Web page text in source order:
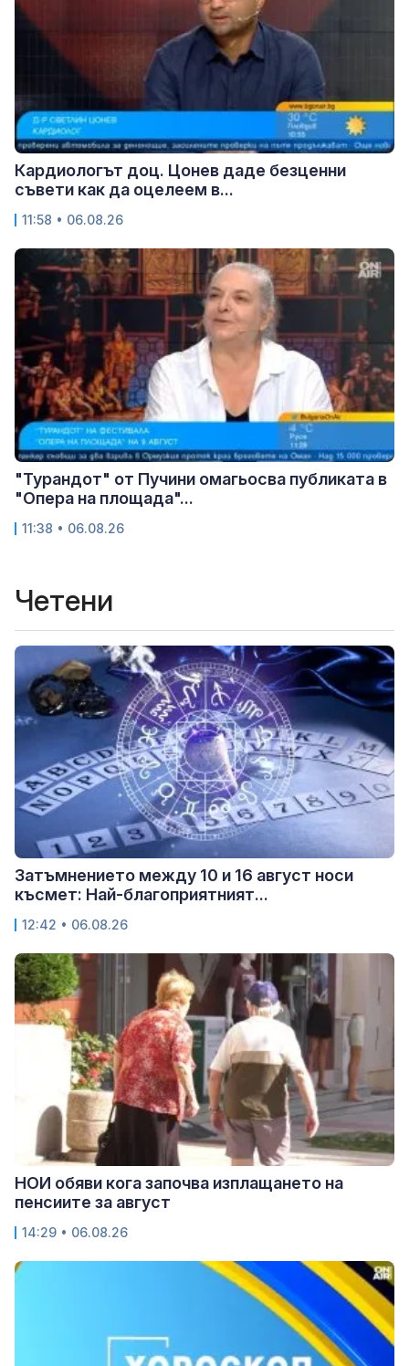
Кардиологът доц. Цонев даде безценни
съвети как да оцелеем в...
11:58 • 06.08.26
"Турандот" от Пучини омагьосва публиката в
"Опера на площада"...
11:38 • 06.08.26
Четени
Затъмнението между 10 и 16 август носи
късмет: Най-благоприятният...
12:42 • 06.08.26
НОИ обяви кога започва изплащането на
пенсиите за август
14:29 • 06.08.26